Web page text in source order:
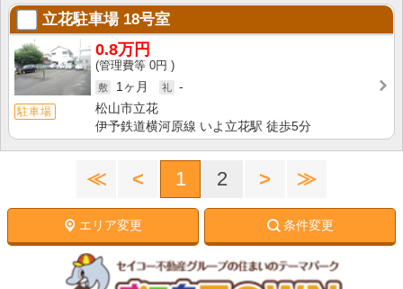
立花駐車場18号室
駐車場
0.8万円
0円
1ヶ月
-
松山市立花
伊予鉄道横河原線 いよ立花駅 徒歩5分
≪ < 1 2 > ≫
エリア変更 条件変更